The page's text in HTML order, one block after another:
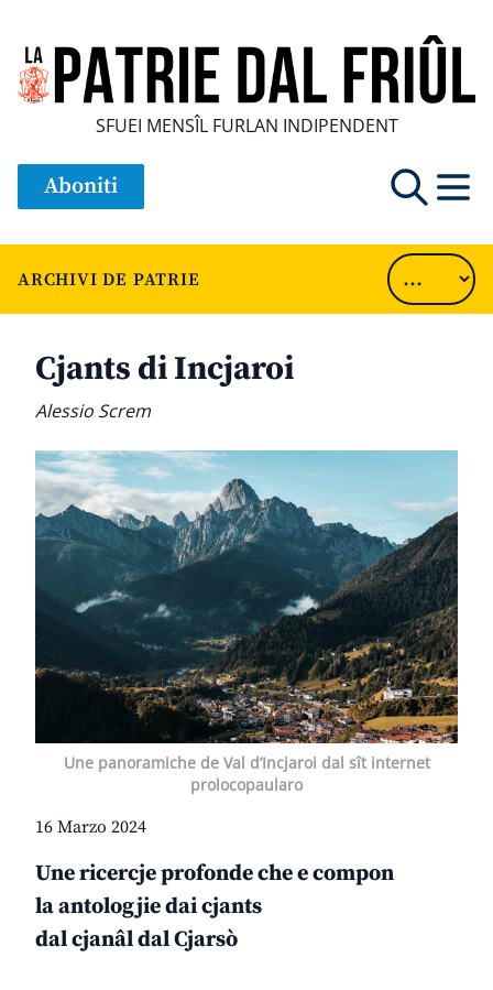
SFUEI MENSÎL FURLAN INDIPENDENT
Aboniti
ARCHIVI DE PATRIE
Cjants di Incjaroi
Alessio Screm
Une panoramiche de Val d’Incjaroi dal sît internet
prolocopaularo
16 Marzo 2024
Une ricercje profonde che e compon
la antologjie dai cjants
dal cjanâl dal Cjarsò